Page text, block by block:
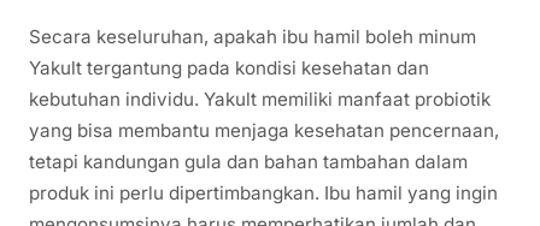
Secara keseluruhan, apakah ibu hamil boleh minum
Yakult tergantung pada kondisi kesehatan dan
kebutuhan individu. Yakult memiliki manfaat probiotik
yang bisa membantu menjaga kesehatan pencernaan,
tetapi kandungan gula dan bahan tambahan dalam
produk ini perlu dipertimbangkan. Ibu hamil yang ingin